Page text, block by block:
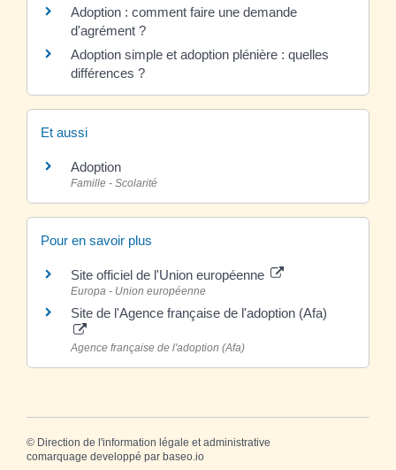
Adoption : comment faire une demande
d'agrément ?
Adoption simple et adoption plénière : quelles
différences ?
Et aussi
Adoption
Famille - Scolarité
Pour en savoir plus
Site officiel de l'Union européenne
Europa - Union européenne
Site de l'Agence française de l'adoption (Afa)
Agence française de l'adoption (Afa)
© Direction de l'information légale et administrative
comarquage developpé par baseo.io